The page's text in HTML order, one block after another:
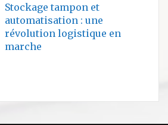
Stockage tampon et
automatisation : une
révolution logistique en
marche